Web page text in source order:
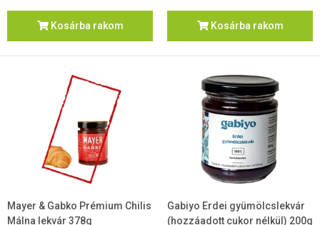
Kosárba rakom Kosárba rakom
Mayer & Gabko Prémium Chilis
Málna lekvár 378g
Gabiyo Erdei gyümölcslekvár
(hozzáadott cukor nélkül) 200g